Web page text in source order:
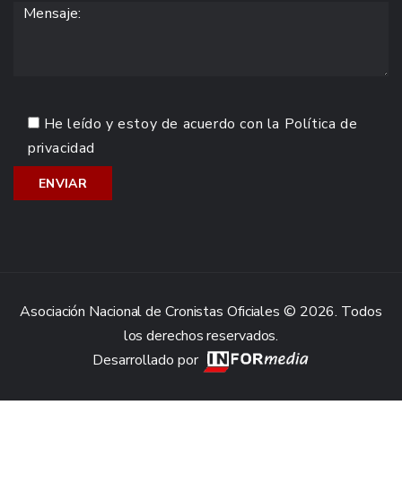
He leído y estoy de acuerdo con la Política de
privacidad
Asociación Nacional de Cronistas Oficiales © 2026. Todos
los derechos reservados.
Desarrollado por